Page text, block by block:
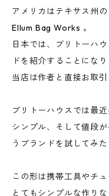
アメリカはテキサス州
Ellum Bag Works 。
日本では、ブリトーハ
ドを紹介することになり
当店は作者と直接お取
ブリトーハウスでは最
シンプル、そして値段
うブランドを試してみた
この形は携帯工具やチ
とてもシンプルな作り